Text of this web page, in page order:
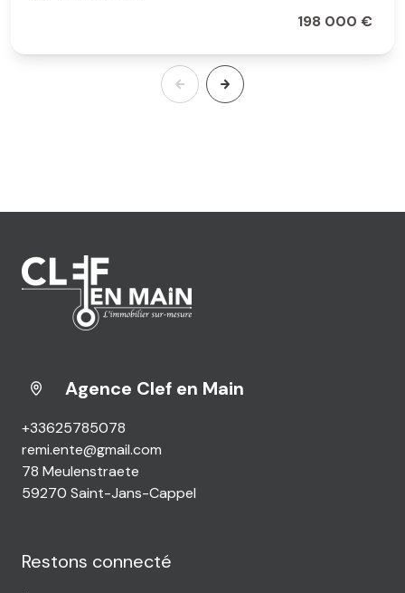
198 000 €
Agence Clef en Main
+33625785078
remi.ente@gmail.com
78 Meulenstraete
59270 Saint-Jans-Cappel
Restons connecté